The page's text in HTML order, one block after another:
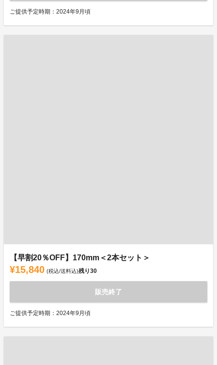
ご提供予定時期：2024年9月頃
【早割20％OFF】170mm＜2本セット＞
¥15,840 (税込/送料込)残り30
販売終了
ご提供予定時期：2024年9月頃